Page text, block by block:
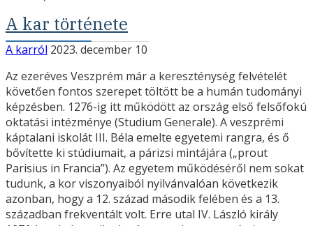
A kar története
A karról 2023. december 10
Az ezeréves Veszprém már a kereszténység felvételét
követően fontos szerepet töltött be a humán tudományi
képzésben. 1276-ig itt működött az ország első felsőfokú
oktatási intézménye (Studium Generale). A veszprémi
káptalani iskolát III. Béla emelte egyetemi rangra, és ő
bővítette ki stúdiumait, a párizsi mintájára („prout
Parisius in Francia”). Az egyetem működéséről nem sokat
tudunk, a kor viszonyaiból nyilvánvalóan következik
azonban, hogy a 12. század második felében és a 13.
században frekventált volt. Erre utal IV. László király